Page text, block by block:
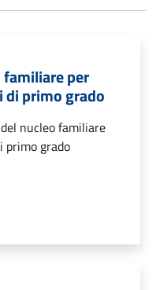
per
di primo grado
nucleo familiare
primo grado